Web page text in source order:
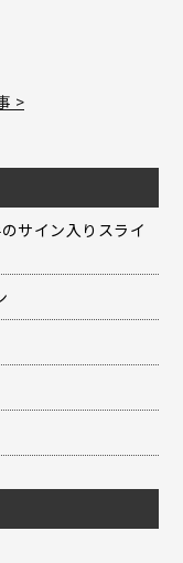
>
サイン入りスライ